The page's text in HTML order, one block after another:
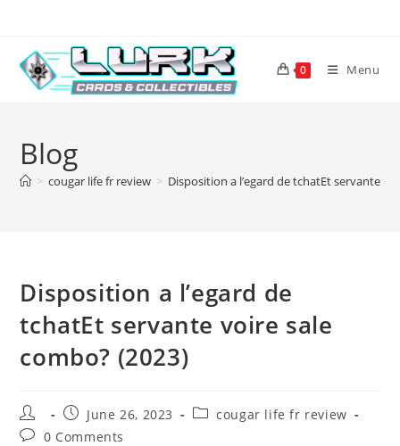
content
0 Menu
Blog
> cougar life fr review > Disposition a l’egard de tchatEt servante
Disposition a l’egard de
tchatEt servante voire sale
combo? (2023)
Post
author:
Post
published:
June 26, 2023
Postcougar life fr review
Post0 Comments